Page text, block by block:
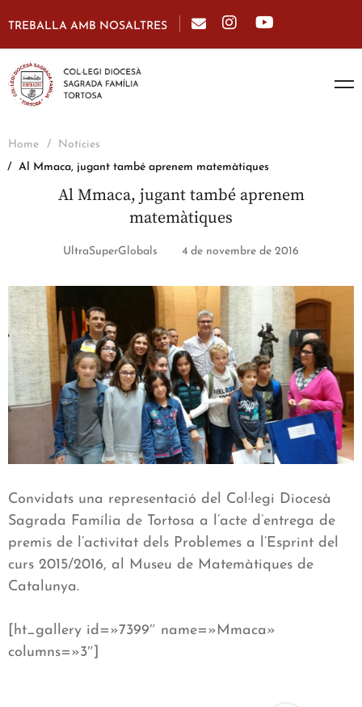
TREBALLA AMB NOSALTRES
Home
Notícies
Al Mmaca, jugant també aprenem matemàtiques
Al Mmaca, jugant també aprenem
matemàtiques
UltraSuperGlobals 4 de novembre de 2016
Convidats una representació del Col·legi Diocesà
Sagrada Família de Tortosa a l’acte d’entrega de
premis de l’activitat dels Problemes a l’Esprint del
curs 2015/2016, al Museu de Matemàtiques de
Catalunya.
[ht_gallery id=»7399″ name=»Mmaca»
columns=»3″]